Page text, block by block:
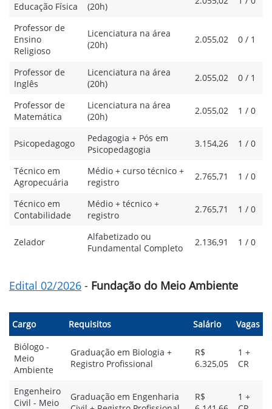
Educação Física
(20h)
Professor de
Ensino
Religioso
Licenciatura na área
(20h)
2.055,02 0 / 1
Professor de
Inglês
Licenciatura na área
(20h)
2.055,02 0 / 1
Professor de
Matemática
Licenciatura na área
(20h)
2.055,02 1 / 0
Psicopedagogo
Pedagogia + Pós em
Psicopedagogia
3.154,26 1 / 0
Técnico em
Agropecuária
Médio + curso técnico +
registro
2.765,71 1 / 0
Técnico em
Contabilidade
Médio + técnico +
registro
2.765,71 1 / 0
Zelador
Alfabetizado ou
Fundamental Completo
2.136,91 1 / 0
Edital 02/2026 - Fundação do Meio Ambiente
Cargo Requisitos Salário
Vagas
Biólogo -
Meio
Ambiente
Graduação em Biologia +
Registro Profissional
R$
6.325,05
1 +
CR
Engenheiro
Civil - Meio
Graduação em Engenharia
R$
1 +